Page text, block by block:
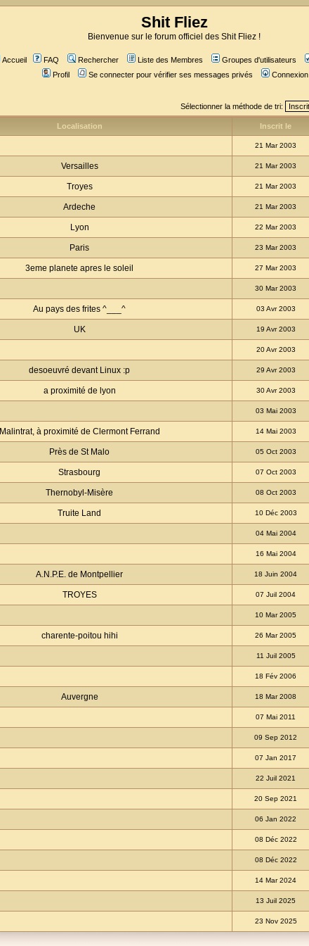
Shit Fliez
Bienvenue sur le forum officiel des Shit Fliez !
Accueil FAQ Rechercher Liste des Membres Groupes d'utilisateurs
Profil
Se connecter pour vérifier ses messages privés Connexion
Sélectionner la méthode de tri:
Localisation Inscrit le
21 Mar 2003
Versailles 21 Mar 2003
Troyes 21 Mar 2003
Ardeche 21 Mar 2003
Lyon 22 Mar 2003
Paris 23 Mar 2003
3eme planete apres le soleil 27 Mar 2003
30 Mar 2003
Au pays des frites ^___^ 03 Avr 2003
UK 19 Avr 2003
20 Avr 2003
desoeuvré devant Linux :p 29 Avr 2003
a proximité de lyon 30 Avr 2003
03 Mai 2003
Malintrat, à proximité de Clermont Ferrand 14 Mai 2003
Près de St Malo 05 Oct 2003
Strasbourg 07 Oct 2003
Thernobyl-Misère 08 Oct 2003
Truite Land 10 Déc 2003
04 Mai 2004
16 Mai 2004
A.N.P.E. de Montpellier 18 Juin 2004
TROYES 07 Juil 2004
10 Mar 2005
charente-poitou hihi 26 Mar 2005
11 Juil 2005
18 Fév 2006
Auvergne 18 Mar 2008
07 Mai 2011
09 Sep 2012
07 Jan 2017
22 Juil 2021
20 Sep 2021
06 Jan 2022
08 Déc 2022
08 Déc 2022
14 Mar 2024
13 Juil 2025
23 Nov 2025